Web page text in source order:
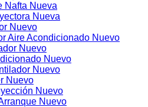
Nafta Nueva
Nueva
Nuevo
Aire Acondicionado Nuevo
Nuevo
Nuevo
Nuevo
Nuevo
Nuevo
Nuevo